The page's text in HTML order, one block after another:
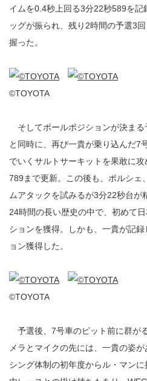
イムを0.4秒上回る3分22秒589を記
ッグが振られ、残り2時間の予選3
握った。
©TOYOTA
そしてポールポジションが決ま
と同時に、再び一貴が乗り込んだ7
でいくサルトサーキットを果敢に
789まで更新。この後も、ポルシェ
ムアタックを試みるが3分22秒台が
24時間の長い歴史の中で、初めて
ションを獲得。しかも、一貴が記
ョン獲得した。
©TOYOTA
予選後、7号車のピット前に群が
メラとマイクの先には、一貴の姿
シング体制の初年度からル・マン